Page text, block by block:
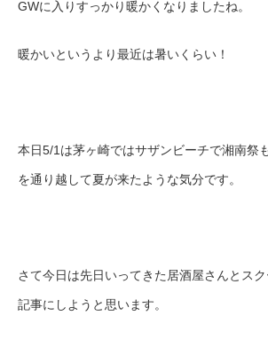
GWに入りすっかり暖かくなりましたね。
暖かいというより最近は暑いくらい！
本日5/1は茅ヶ崎ではサザンビーチで湘南祭
を通り越して夏が来たような気分です。
さて今日は先日いってきた居酒屋さんとス
記事にしようと思います。